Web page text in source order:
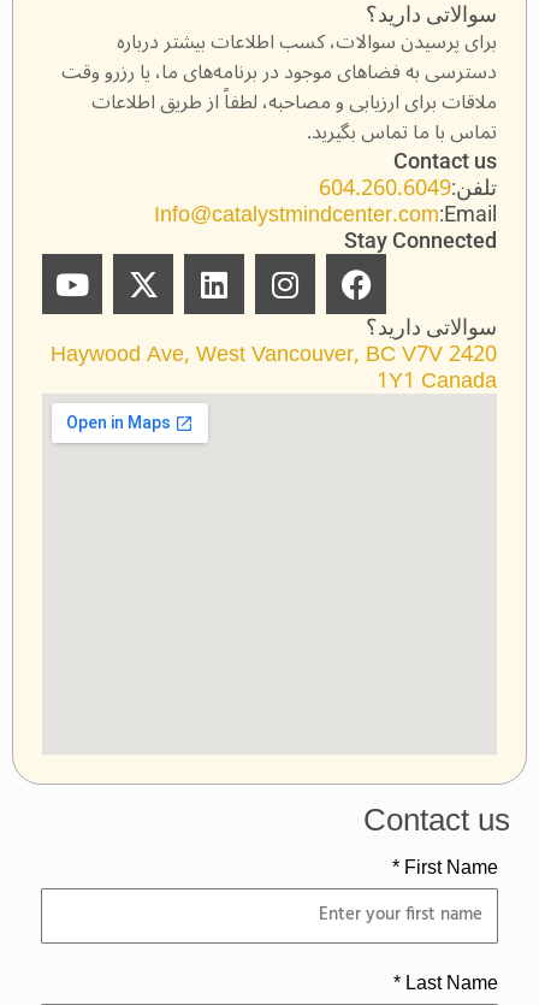
سوالاتی دارید؟
برای پرسیدن سوالات، کسب اطلاعات بیشتر درباره
دسترسی به فضاهای موجود در برنامه‌های ما، یا رزرو وقت
ملاقات برای ارزیابی و مصاحبه، لطفاً از طریق اطلاعات
تماس با ما تماس بگیرید.
Contact us
تلفن:604.260.6049
Email:
Info@catalystmindcenter.com
Stay Connected
F
a
c
e
b
I
n
s
t
a
L
i
n
k
e
d
X
-
t
wi
t
t
Y
o
u
t
u
b
e
سوالاتی دارید؟
2420 Haywood Ave, West Vancouver, BC V7V
1Y1 Canada
Contact us
First Name *
Last Name *